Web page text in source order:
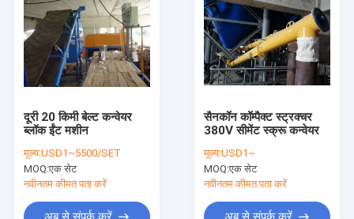
दूरी 20 किमी बेल्ट कन्वेयर
ब्लॉक ईंट मशीन
मूल्य:USD1~5500/SET
MOQ:एक सेट
नवीनतम कीमत पता करें
सैनकॉन कॉम्पैक्ट स्ट्रक्चर
380V सीमेंट स्क्रू कन्वेयर
मूल्य:USD1~
MOQ:एक सेट
नवीनतम कीमत पता करें